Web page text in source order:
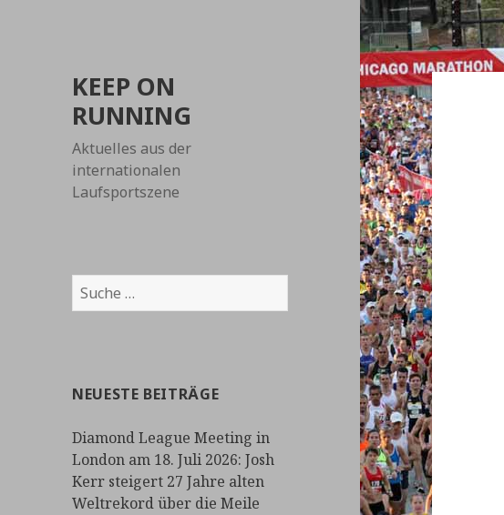
KEEP ON
RUNNING
Aktuelles aus der
internationalen
Laufsportszene
Suche
nach:
NEUESTE BEITRÄGE
Diamond League Meeting in
London am 18. Juli 2026: Josh
Kerr steigert 27 Jahre alten
Weltrekord über die Meile